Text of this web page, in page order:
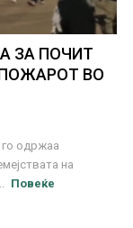
ЗА ПОЧИТ
ПОЖАРОТ ВО
го одржаа
на
Повеќе